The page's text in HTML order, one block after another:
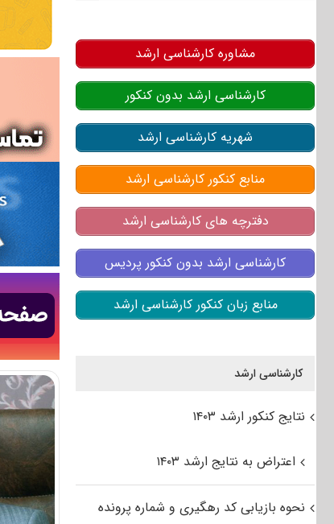
مشاوره کارشناسی ارشد
کارشناسی ارشد بدون کنکور
شهریه کارشناسی ارشد
منابع کنکور کارشناسی ارشد
دفترچه های کارشناسی ارشد
کارشناسی ارشد بدون کنکور پردیس
منابع زبان کنکور کارشناسی ارشد
کارشناسی ارشد
نتایج کنکور ارشد ۱۴۰۳
اعتراض به نتایج ارشد ۱۴۰۳
نحوه بازیابی کد رهگیری و شماره پرونده